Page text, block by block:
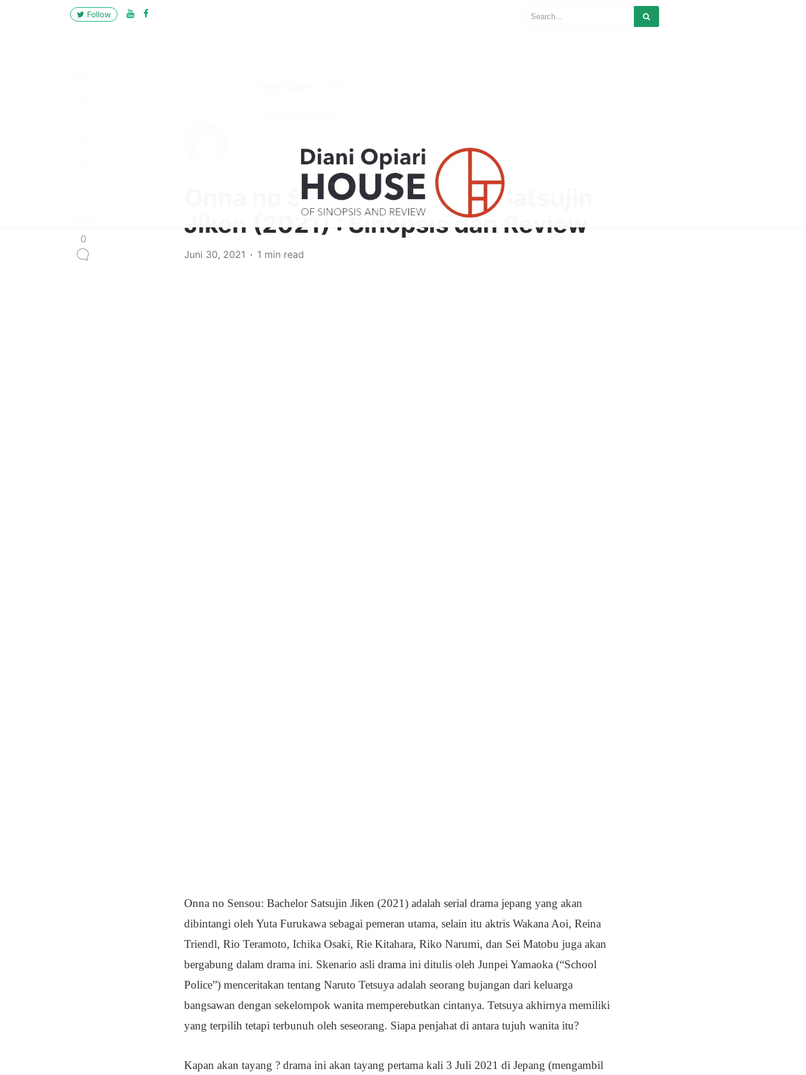
Follow
0
Onna no Sensou: Bachelor Satsujin
Jiken (2021) : Sinopsis dan Review
Juni 30, 2021 1 min read
Onna no Sensou: Bachelor Satsujin Jiken (2021) adalah serial drama jepang yang akan
dibintangi oleh Yuta Furukawa sebagai pemeran utama, selain itu aktris Wakana Aoi, Reina
Triendl, Rio Teramoto, Ichika Osaki, Rie Kitahara, Riko Narumi, dan Sei Matobu juga akan
bergabung dalam drama ini. Skenario asli drama ini ditulis oleh Junpei Yamaoka (“School
Police”) menceritakan tentang Naruto Tetsuya adalah seorang bujangan dari keluarga
bangsawan dengan sekelompok wanita memperebutkan cintanya. Tetsuya akhirnya memiliki
yang terpilih tetapi terbunuh oleh seseorang. Siapa penjahat di antara tujuh wanita itu?
Kapan akan tayang ? drama ini akan tayang pertama kali 3 Juli 2021 di Jepang (mengambil